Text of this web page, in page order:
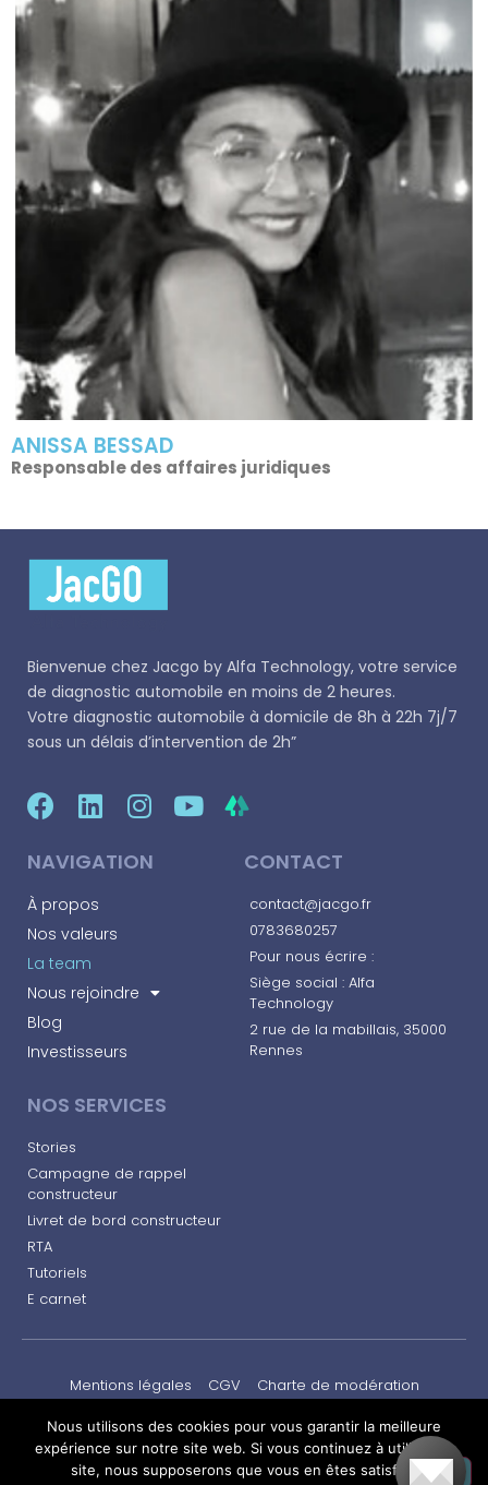
ANISSA BESSAD
Responsable des affaires juridiques
Bienvenue chez Jacgo by Alfa Technology, votre service
de diagnostic automobile en moins de 2 heures.
Votre diagnostic automobile à domicile de 8h à 22h 7j/7
sous un délais d’intervention de 2h”
NAVIGATION
À propos
Nos valeurs
La team
Nous rejoindre
Blog
Investisseurs
CONTACT
contact@jacgo.fr
0783680257
Pour nous écrire :
Siège social : Alfa
Technology
2 rue de la mabillais, 35000
Rennes​
NOS SERVICES
Stories
Campagne de rappel
constructeur
Livret de bord constructeur
RTA
Tutoriels
E carnet
Mentions légales CGV Charte de modération
© AlfaTechnology 2020. Tous droits réservés.
Politique de confidentialité
Nous utilisons des cookies pour vous garantir la meilleure
expérience sur notre site web. Si vous continuez à utiliser ce
site, nous supposerons que vous en êtes satisfait.